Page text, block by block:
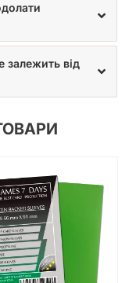
залежить від